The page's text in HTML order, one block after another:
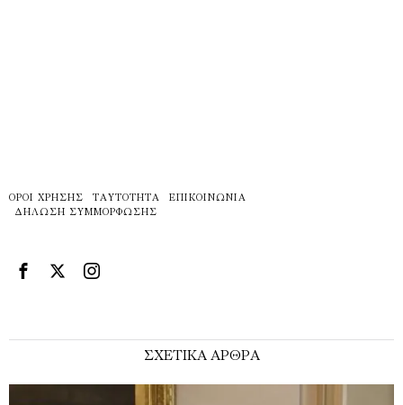
ΌΡΟΙ ΧΡΉΣΗΣ ΤΑΥΤΌΤΗΤΑ
ΕΠΙΚΟΙΝΩΝΊΑ
ΔΉΛΩΣΗ ΣΥΜΜΌΡΦΩΣΗΣ
ΣΧΕΤΙΚΑ ΑΡΘΡΑ